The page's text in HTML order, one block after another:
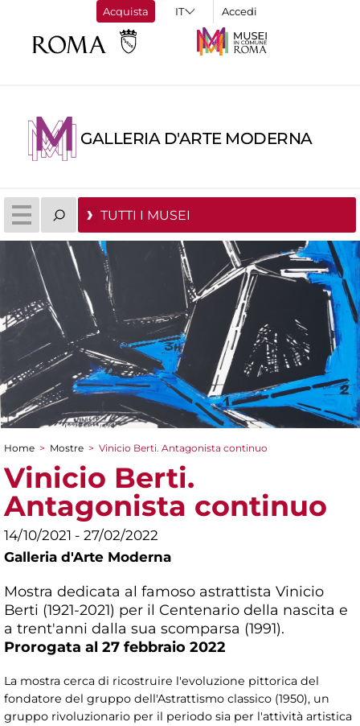
Acquista Accedi
GALLERIA D'ARTE MODERNA
TUTTI I MUSEI
Tu sei qui
Home > Mostre > Vinicio Berti. Antagonista continuo
Vinicio Berti.
Antagonista continuo
14/10/2021 - 27/02/2022
Galleria d'Arte Moderna
Mostra dedicata al famoso astrattista Vinicio
Berti (1921-2021) per il Centenario della nascita e
a trent'anni dalla sua scomparsa (1991).
Prorogata al 27 febbraio 2022
La mostra cerca di ricostruire l'evoluzione pittorica del
fondatore del gruppo dell'Astrattismo classico (1950), un
gruppo rivoluzionario per il periodo sia per l'attività artistica